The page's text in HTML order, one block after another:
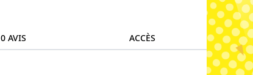
0 AVIS ACCÈS